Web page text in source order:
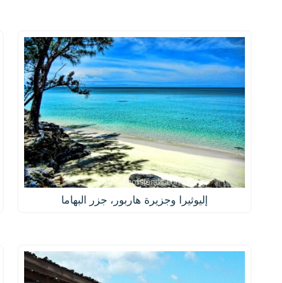
إليوثيرا وجزيرة هاربور، جزر البهاما